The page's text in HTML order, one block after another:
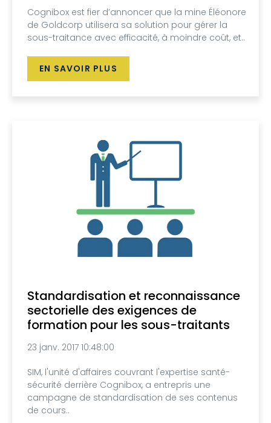
Cognibox est fier d’annoncer que la mine Éléonore
de Goldcorp utilisera sa solution pour gérer la
sous-traitance avec efficacité, à moindre coût, et..
EN SAVOIR PLUS
Standardisation et reconnaissance
sectorielle des exigences de
formation pour les sous-traitants
23 janv. 2017 10:48:00
SIM, l'unité d'affaires couvrant l'expertise santé-
sécurité derrière Cognibox, a entrepris une
campagne de standardisation de ses contenus
de cours..